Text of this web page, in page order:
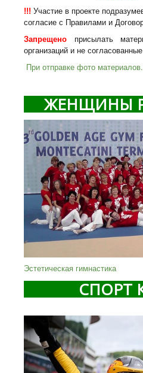
!!! Участие в проекте
согласие с Правилами и
Запрещено присылать
организаций и не
При отправке фото
ЖЕНЩИНЫ
Эстетическая гимнастика
СПОРТ